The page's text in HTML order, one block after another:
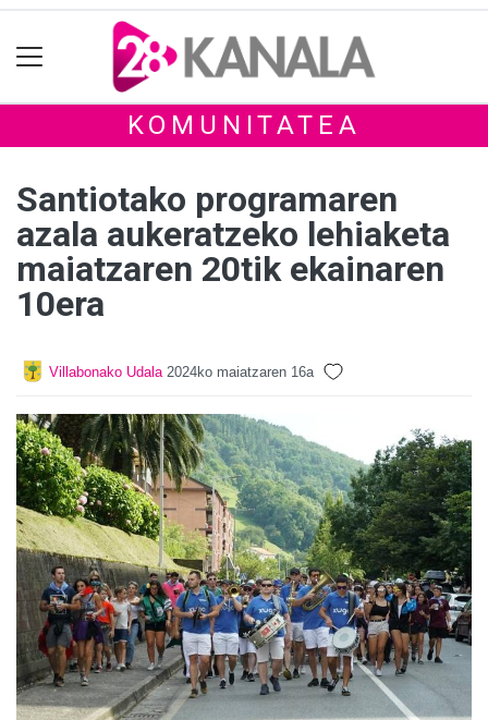
KOMUNITATEA
Santiotako programaren
azala aukeratzeko lehiaketa
maiatzaren 20tik ekainaren
10era
Villabonako Udala 2024ko maiatzaren 16a